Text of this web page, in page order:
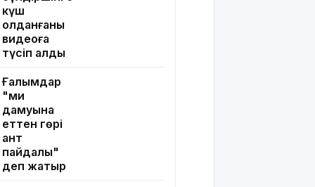
күш
қолданғаны
видеоға
түсіп қалды
Ғалымдар
"ми
дамуына
еттен гөрі
қант
пайдалы"
деп жатыр